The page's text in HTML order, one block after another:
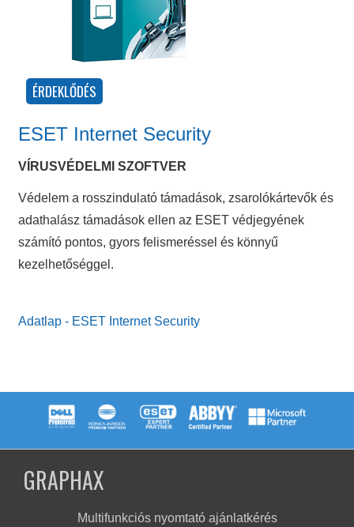
ESET Internet Security
VÍRUSVÉDELMI SZOFTVER
Védelem a rosszindulató támadások, zsarolókártevők és
adathalász támadások ellen az ESET védjegyének
számító pontos, gyors felismeréssel és könnyű
kezelhetőséggel.
Adatlap - ESET Internet Security
GRAPHAX
Multifunkciós nyomtató ajánlatkérés